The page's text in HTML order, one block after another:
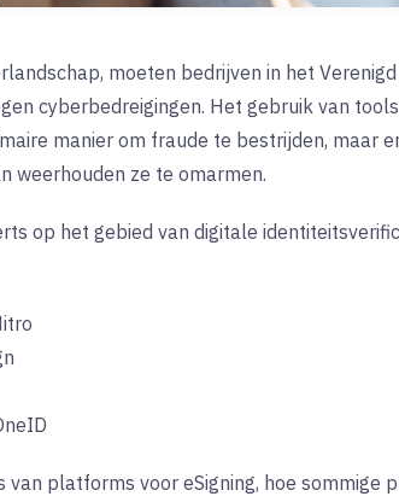
moeten bedrijven in het
cyberbedreigingen. Het gebruik van
manier om fraude te bestrijden, maar
weerhouden ze te omarmen.
op het gebied van digitale
van platforms voor eSigning, hoe